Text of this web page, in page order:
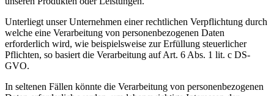
Unterliegt unser Unternehmen einer rechtlichen Verpflichtung durch
welche eine Verarbeitung von personenbezogenen Daten
erforderlich wird, wie beispielsweise zur Erfüllung steuerlicher
Pflichten, so basiert die Verarbeitung auf Art. 6 Abs. 1 lit. c DS-
GVO.
In seltenen Fällen könnte die Verarbeitung von personenbezogenen